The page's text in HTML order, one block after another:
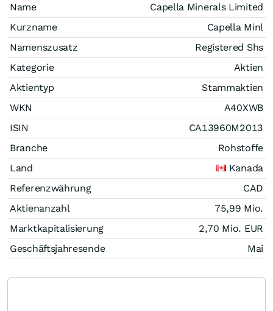
Name
Capella Minerals Limited
Kurzname
Capella Minl
Namenszusatz
Registered Shs
Kategorie
Aktien
Aktientyp
Stammaktien
WKN
A40XWB
ISIN
CA13960M2013
Branche
Rohstoffe
Land
Kanada
Referenzwährung
CAD
Aktienanzahl
75,99 Mio.
Marktkapitalisierung
2,70 Mio. EUR
Geschäftsjahresende
Mai